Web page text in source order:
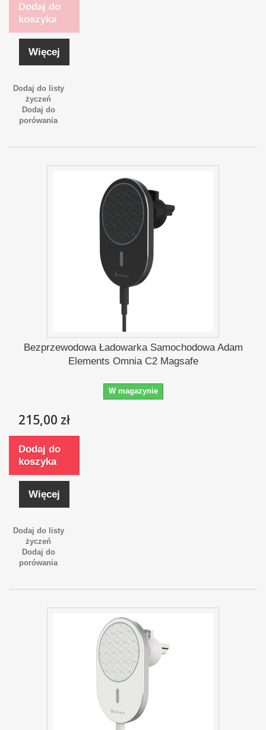
Dodaj do
koszyka
Więcej
Dodaj do listy
życzeń
Dodaj do
porówania
Bezprzewodowa Ładowarka Samochodowa Adam
Elements Omnia C2 Magsafe
W magazynie
215,00 zł
Dodaj do
koszyka
Więcej
Dodaj do listy
życzeń
Dodaj do
porówania